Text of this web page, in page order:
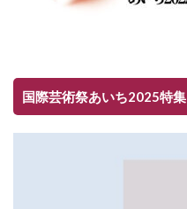
国際芸術祭あいち2025特集